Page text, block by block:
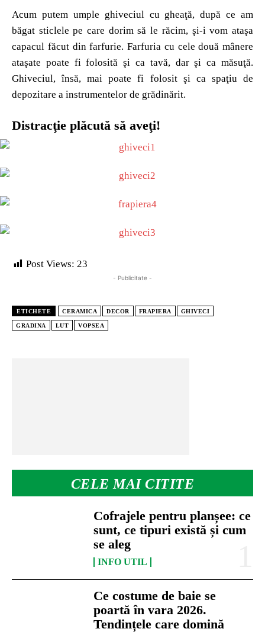
CELE MAI CITITE
Cofrajele pentru planșee: ce
sunt, ce tipuri există și cum
se aleg
INFO UTIL
Ce costume de baie se
poartă în vara 2026.
Tendințele care domină
Acum putem umple ghiveciul cu gheaţă, după ce am
băgat sticlele pe care dorim să le răcim, şi-i vom ataşa
capacul făcut din farfurie. Farfuria cu cele două mânere
ataşate poate fi folosită şi ca tavă, dar şi ca măsuţă.
Ghiveciul, însă, mai poate fi folosit şi ca spaţiu de
depozitare a instrumentelor de grădinărit.
Distracţie plăcută să aveţi!
Post Views: 23
- Publicitate -
ETICHETE CERAMICA DECOR FRAPIERA GHIVECI
GRADINA LUT VOPSEA